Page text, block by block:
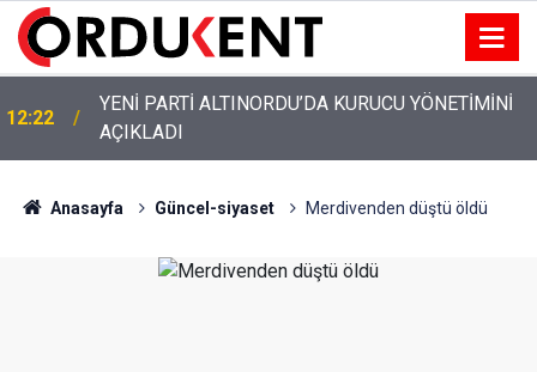
12:22
YENİ PARTİ ALTINORDU’DA KURUCU YÖNETİMİNİ
AÇIKLADI
Anasayfa Güncel-siyaset Merdivenden düştü öldü